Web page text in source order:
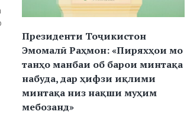
Президенти Тоҷикистон
Эмомалӣ Раҳмон: «Пиряхҳои мо
танҳо манбаи об барои минтақа
набуда, дар ҳифзи иқлими
минтақа низ нақши муҳим
мебозанд»